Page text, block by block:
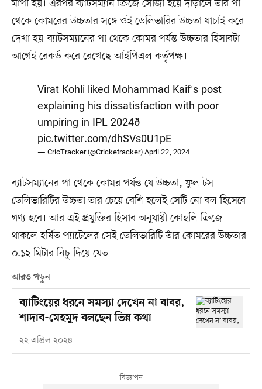
মাপা হয়। এরপর ব্যাটসম্যান ক্রিজে সোজা হয়ে দাঁড়ালে তাঁর পা
থেকে কোমরের উচ্চতার সঙ্গে ওই ডেলিভারির উচ্চতা যাচাই করে
দেখা হয়।ব্যাটসম্যানের পা থেকে কোমর পর্যন্ত উচ্চতার হিসাবটা
আগেই রেকর্ড করে রেখেছে আইপিএল কর্তৃপক্ষ।
Virat Kohli liked Mohammad Kaif's post
explaining his dissatisfaction with poor
umpiring in IPL 2024ð
pic.twitter.com/dhSVs0U1pE
— CricTracker (@Cricketracker)April 22, 2024
ব্যাটসম্যানের পা থেকে কোমর পর্যন্ত যে উচ্চতা, ফুল টস
ডেলিভারিটির উচ্চতা তার চেয়ে বেশি হলেই সেটি নো বল হিসেবে
গণ্য হবে। আর এই প্রযুক্তির হিসাব অনুযায়ী কোহলি ক্রিজে
থাকলে হর্ষিত প্যাটেলের সেই ডেলিভারিটি তাঁর কোমরের উচ্চতার
০.১২ মিটার নিচু দিয়ে যেত।
আরও পড়ুন
ব্যাটিংয়ের ধরনে সমস্যা দেখেন না বাবর,
শাদাব-মেহমুদ বলছেন ভিন্ন কথা
২২ এপ্রিল ২০২৪